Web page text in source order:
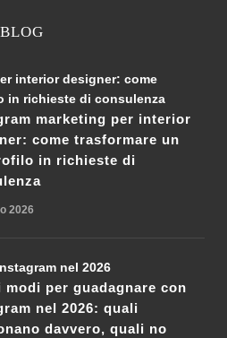
marketing per interior
come trasformare un
in richieste di
2026
modi per guadagnare con
nel 2026: quali
davvero, quali no